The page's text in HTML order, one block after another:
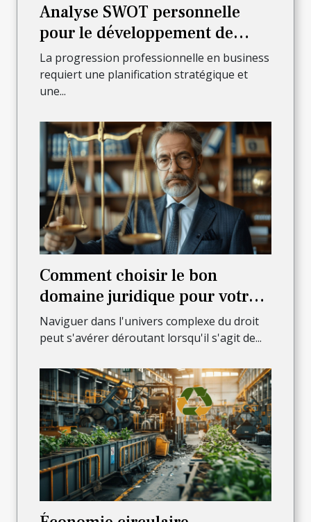
Analyse SWOT personnelle
pour le développement de
carrière en business
La progression professionnelle en business
requiert une planification stratégique et
une...
Comment choisir le bon
domaine juridique pour votre
affaire
Naviguer dans l'univers complexe du droit
peut s'avérer déroutant lorsqu'il s'agit de...